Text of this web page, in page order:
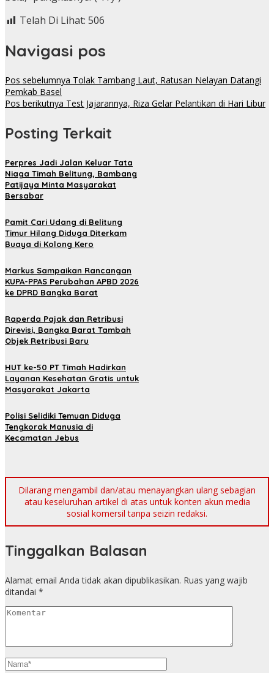
Telah Di Lihat: 506
Navigasi pos
Pos sebelumnya Tolak Tambang Laut, Ratusan Nelayan Datangi
Pemkab Basel
Pos berikutnya Test Jajarannya, Riza Gelar Pelantikan di Hari Libur
Posting Terkait
Perpres Jadi Jalan Keluar Tata
Niaga Timah Belitung, Bambang
Patijaya Minta Masyarakat
Bersabar
Pamit Cari Udang di Belitung
Timur Hilang Diduga Diterkam
Buaya di Kolong Kero
Markus Sampaikan Rancangan
KUPA-PPAS Perubahan APBD 2026
ke DPRD Bangka Barat
Raperda Pajak dan Retribusi
Direvisi, Bangka Barat Tambah
Objek Retribusi Baru
HUT ke-50 PT Timah Hadirkan
Layanan Kesehatan Gratis untuk
Masyarakat Jakarta
Polisi Selidiki Temuan Diduga
Tengkorak Manusia di
Kecamatan Jebus
Dilarang mengambil dan/atau menayangkan ulang sebagian
atau keseluruhan artikel di atas untuk konten akun media
sosial komersil tanpa seizin redaksi.
Tinggalkan Balasan
Alamat email Anda tidak akan dipublikasikan. Ruas yang wajib
ditandai *